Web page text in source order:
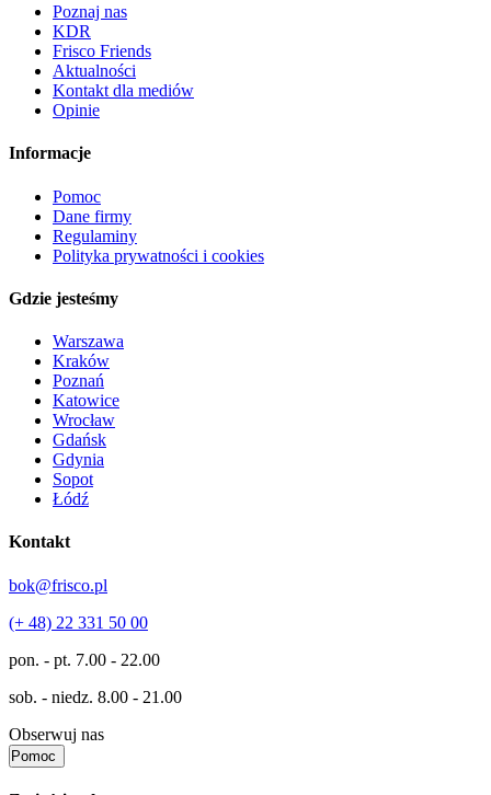
Poznaj nas
KDR
Frisco Friends
Aktualności
Kontakt dla mediów
Opinie
Informacje
Pomoc
Dane firmy
Regulaminy
Polityka prywatności i cookies
Gdzie jesteśmy
Warszawa
Kraków
Poznań
Katowice
Wrocław
Gdańsk
Gdynia
Sopot
Łódź
Kontakt
bok@frisco.pl
(+ 48) 22 331 50 00
pon. - pt. 7.00 - 22.00
sob. - niedz. 8.00 - 21.00
Obserwuj nas
Pomoc